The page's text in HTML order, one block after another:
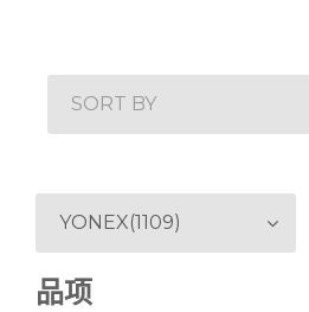
SORT BY
YONEX(1109)
品项